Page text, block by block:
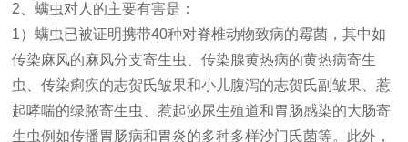
2、螨虫对人的主要有害是：
1）螨虫已被证明携带40种对脊椎动物致病的霉菌，其中如
传染麻风的麻风分支寄生虫、传染腺黄热病的黄热病寄生
虫、传染痢疾的志贺氏皱果和小儿腹泻的志贺氏副皱果、惹
起哮喘的绿脓寄生虫、惹起泌尿生殖道和胃肠感染的大肠寄
生虫例如传播胃肠病和胃炎的多种多样沙门氏菌等。此外，